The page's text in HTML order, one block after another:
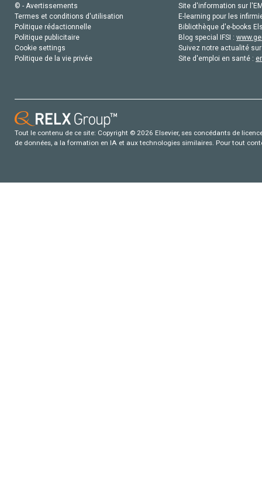
© - Avertissements
Termes et conditions d'utilisation
Politique rédactionnelle
Politique publicitaire
Cookie settings
Politique de la vie privée
Site d'information sur
E-learning pour les
Bibliothèque d'e-books
Blog special IFSI :
Suivez notre actualité
Site d'emploi en santé :
Tout le contenu de ce site: Copyright © 2026 Elsevier, ses concédants de
de données, a la formation en IA et aux technologies similaires. Pour tout